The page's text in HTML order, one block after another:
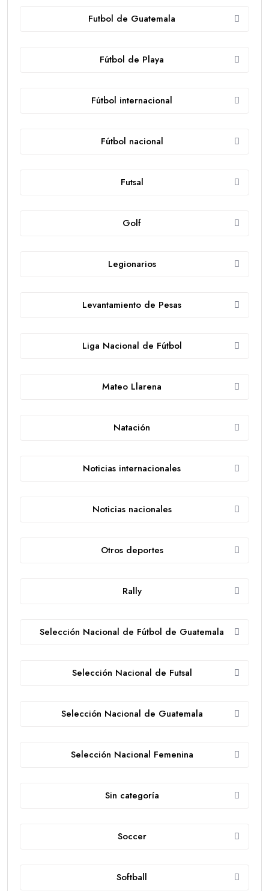
Futbol de Guatemala
Fútbol de Playa
Fútbol internacional
Fútbol nacional
Futsal
Golf
Legionarios
Levantamiento de Pesas
Liga Nacional de Fútbol
Mateo Llarena
Natación
Noticias internacionales
Noticias nacionales
Otros deportes
Rally
Selección Nacional de Fútbol de Guatemala
Selección Nacional de Futsal
Selección Nacional de Guatemala
Selección Nacional Femenina
Sin categoría
Soccer
Softball